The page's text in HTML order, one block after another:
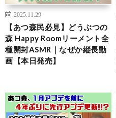
2025.11.29
【あつ森民必見】どうぶつの
森 Happy Roomリーメント全
種開封ASMR｜なぜか縦長動
画【本日発売】